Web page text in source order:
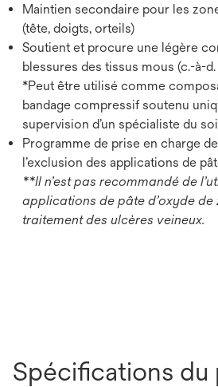
Maintien secondaire pour les
(tête, doigts, orteils)
Soutient et procure une légère
blessures des tissus mous (c.-à-
*Peut être utilisé comme
bandage compressif soutenu
supervision d’un spécialiste du
Programme de prise en charge
l’exclusion des applications de
**Il n’est pas recommandé de
applications de pâte d’oxyde de
traitement des ulcères veineux.
Spécifications du